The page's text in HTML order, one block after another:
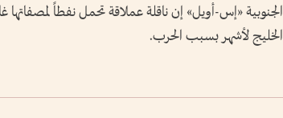
الجنوبية «إس-أويل» إن ناقلة عملاقة تحمل نفطاً
الخليج لأشهر بسبب الحرب.